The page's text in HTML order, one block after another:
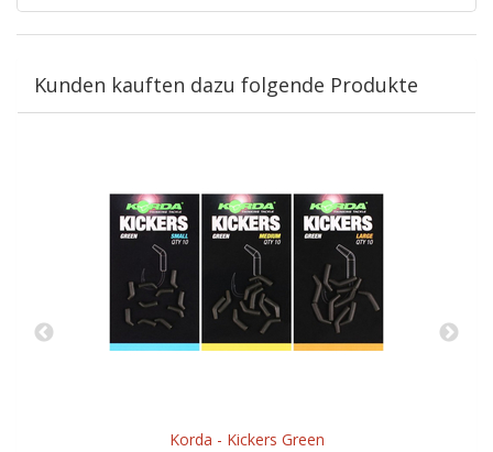
Kunden kauften dazu folgende Produkte
Korda - Kickers Green